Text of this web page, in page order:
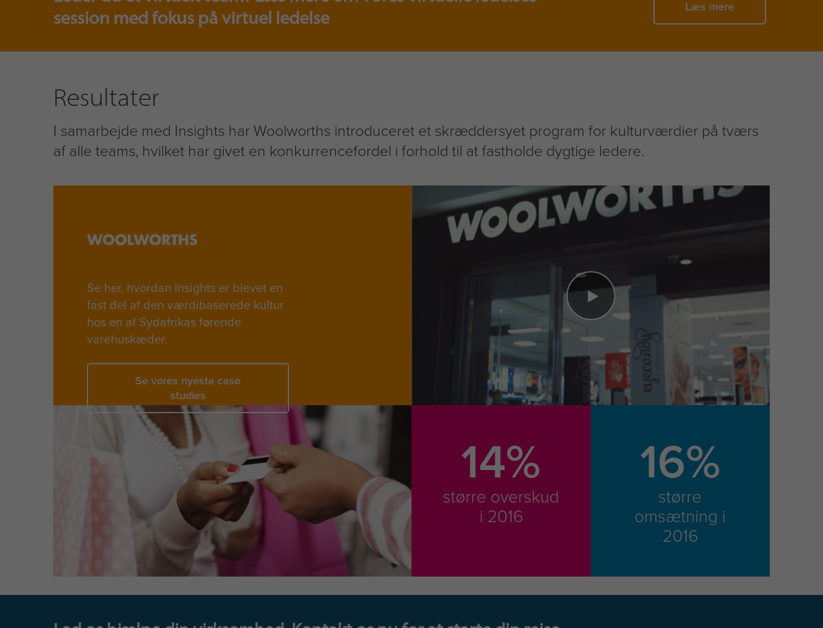
session med fokus på virtuel ledelse
Læs mere
Resultater
I samarbejde med Insights har Woolworths introduceret et skræddersyet program for kulturværdier på tværs
af alle teams, hvilket har givet en konkurrencefordel i forhold til at fastholde dygtige ledere.
Se her, hvordan Insights er blevet en
fast del af den værdibaserede kultur
hos en af Sydafrikas førende
varehuskæder.
Se vores nyeste case
studies
14%
større overskud
i 2016
16%
større
omsætning i
2016